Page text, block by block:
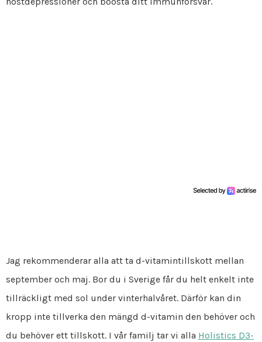
Jag rekommenderar alla att ta d-vitamintillskott mellan
september och maj. Bor du i Sverige får du helt enkelt inte
tillräckligt med sol under vinterhalvåret. Därför kan din
kropp inte tillverka den mängd d-vitamin den behöver och
du behöver ett tillskott. I vår familj tar vi alla Holistics D3-